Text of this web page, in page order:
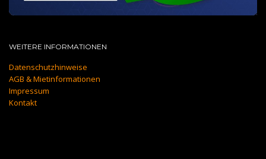
WEITERE INFORMATIONEN
Datenschutzhinweise
AGB & Mietinformationen
Impressum
Kontakt